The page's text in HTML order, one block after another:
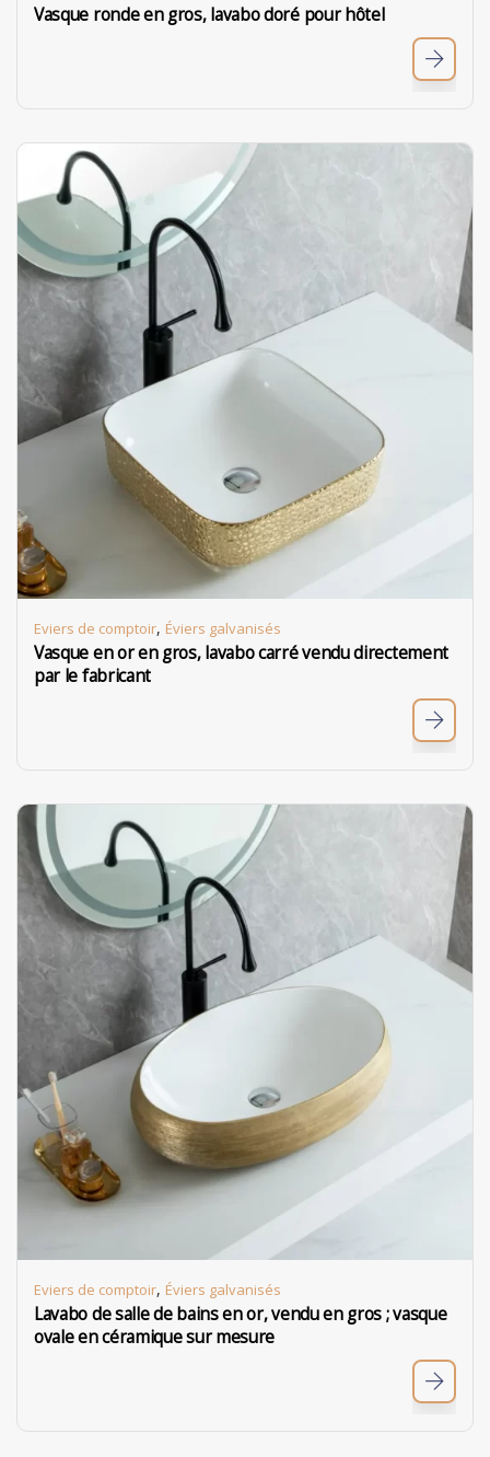
Vasque ronde en gros, lavabo doré pour hôtel
Eviers de comptoir, Éviers galvanisés
Vasque en or en gros, lavabo carré vendu directement
par le fabricant
Eviers de comptoir, Éviers galvanisés
Lavabo de salle de bains en or, vendu en gros ; vasque
ovale en céramique sur mesure